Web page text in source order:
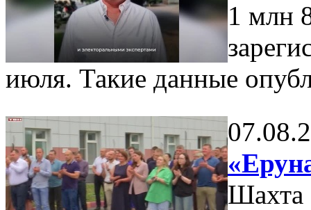
1 млн
июля. Такие данные
Шахта